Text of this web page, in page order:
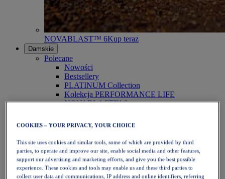
NOVABLAST™ 6Kup teraz
Damskie
Polecane
Nowości
Bestsellery
PLATINUM Collection
Kolekcja PERFORMANCE LIFE
NOVABLAST™ 6
Bieganie
Bieganie w terenie
Tenis
Siatkówka
Piłka ręczna
Padel
Netball
COOKIES – YOUR PRIVACY, YOUR CHOICE
This site uses cookies and similar tools, some of which are provided by third
parties, to operate and improve our site, enable social media and other features,
support our advertising and marketing efforts, and give you the best possible
experience. These cookies and tools may enable us and these third parties to
collect user data and communications, IP address and online identifiers, referring